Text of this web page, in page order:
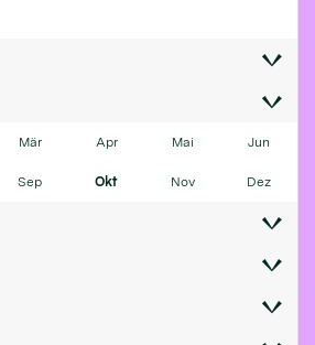
Mär Apr Mai Jun
Sep Okt Nov Dez